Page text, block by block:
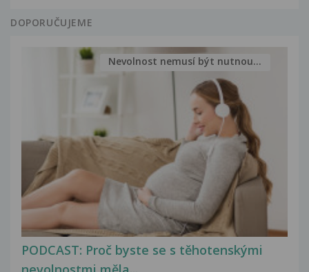
DOPORUČUJEME
PODCAST: Proč byste se s těhotenskými
Nevolnost nemusí být nutnou...